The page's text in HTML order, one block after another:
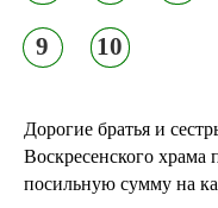
9 10
Дорогие братья и
Воскресенского
посильную сумму на